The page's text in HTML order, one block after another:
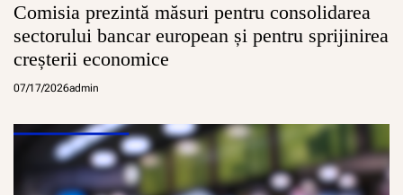
Comisia prezintă măsuri pentru consolidarea
sectorului bancar european și pentru sprijinirea
creșterii economice
07/17/2026admin